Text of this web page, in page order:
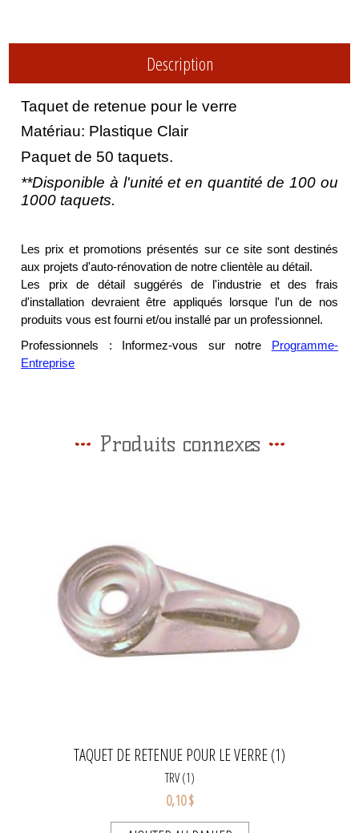
Description
Taquet de retenue pour le verre
Matériau: Plastique Clair
Paquet de 50 taquets.
**Disponible à l'unité et en quantité de 100 ou
1000 taquets.
Les prix et promotions présentés sur ce site sont destinés
aux projets d'auto-rénovation de notre clientèle au détail.
Les prix de détail suggérés de l'industrie et des frais
d'installation devraient être appliqués lorsque l'un de nos
produits vous est fourni et/ou installé par un professionnel.
Professionnels : Informez-vous sur notre
Programme-
Entreprise
Produits connexes
TAQUET DE RETENUE POUR LE VERRE (1)
TRV (1)
0,10 $